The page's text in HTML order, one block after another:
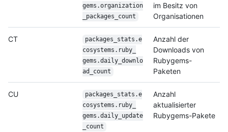
gems.organization
packages_count
im Besitz von
Organisationen
CT
packages_stats.e
cosystems.ruby_
gems.daily_downlo
ad_ count
Anzahl der
Downloads von
Rubygems-
Paketen
CU
packages_stats.e
cosystems.ruby_
gems.daily_update
count
Anzahl
aktualisierter
Rubygems-Pakete